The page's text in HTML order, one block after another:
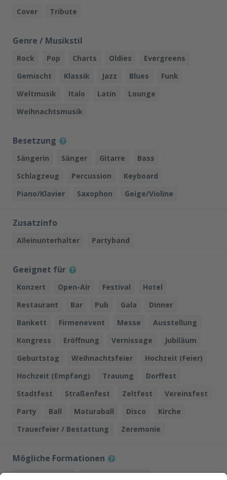
Cover Tribute
Genre / Musikstil
Rock Pop Charts Oldies
Evergreens
Gemischt
Klassik Jazz Blues
Funk
Weltmusik
Italo Latin
Lounge
Weihnachtsmusik
Besetzung
Sängerin Sänger Gitarre
Bass
Schlagzeug
Percussion
Keyboard
Piano/Klavier
Saxophon Geige/Violine
Zusatzinfo
Alleinunterhalter Partyband
Geeignet für
Konzert Open-Air Festival
Hotel
Restaurant
Bar Pub Gala
Dinner
Bankett
Firmenevent Messe
Ausstellung
Kongress
Eröffnung Vernissage
Jubiläum
Geburtstag
Weihnachtsfeier
Hochzeit (Feier)
Hochzeit (Empfang)
Trauung
Dorffest
Stadtfest
Straßenfest Zeltfest
Vereinsfest
Party
Ball Maturaball Disco
Kirche
Trauerfeier / Bestattung
Zeremonie
Mögliche Formationen
1 Person (Solo) 2 Personen (Duo)